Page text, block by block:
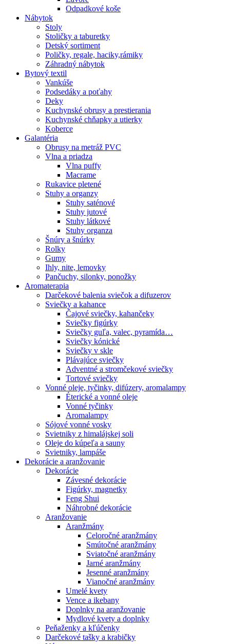
Odpadkové koše
Nábytok
Stoly
Stoličky a taburetky
Detský sortiment
Poličky, regale, haciky,rámiky
Záhradný nábytok
Bytový textil
Vankúše
Podsedáky a poťahy
Deky
Kuchynské obrusy a prestierania
Kuchynské chňapky a utierky
Koberce
Galantéria
Obrusy na metráž PVC
Vlna a priadza
Vlna puffy
Macrame
Rukavice pletené
Stuhy a organzy
Stuhy saténové
Stuhy jutové
Stuhy látkové
Stuhy organza
Šnúry a šnúrky
Rolky
Gumy
Ihly, nite, lemovky
Pančuchy, silonky, ponožky
Aromaterapia
Darčekové balenia sviečok a difuzerov
Sviečky a kahance
Čajové sviečky, kahančeky
Sviečky figúrky
Sviečky guľa, valec, pyramída…
Sviečky kónické
Sviečky v skle
Plávajúce sviečky
Adventné a stromčekové sviečky
Tortové sviečky
Vonné oleje, tyčinky, difúzery, aromalampy
Éterické a vonné oleje
Vonné tyčinky
Aromalampy
Sójové vonné vosky
Svietniky z himalájskej soli
Oleje do kúpeľa a sauny
Svietniky, lampáše
Dekorácie a aranžovanie
Dekorácie
Závesné dekorácie
Figúrky, magnetky
Feng Shui
Náhrobné dekorácie
Aranžovanie
Aranžmány
Celoročné aranžmány
Smútočné aranžmány
Sviatočné aranžmány
Jarné aranžmány
Jesenné aranžmány
Vianočné aranžmány
Umelé kvety
Vence a ikebany
Doplnky na aranžovanie
Mydlové kvety a doplnky
Peňaženky a kľúčenky
Darčekové tašky a krabičky